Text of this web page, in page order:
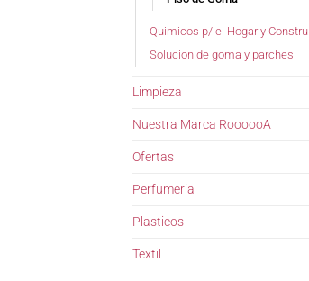
Quimicos p/ el Hogar y Constru
Solucion de goma y parches
Limpieza
Nuestra Marca RoooooA
Ofertas
Perfumeria
Plasticos
Textil